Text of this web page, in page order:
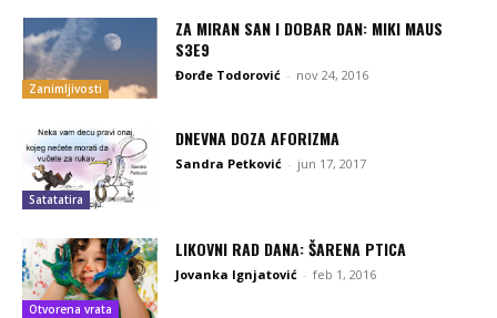
Zanimljivosti
ZA MIRAN SAN I DOBAR DAN: MIKI MAUS
S3E9
Đorđe Todorović - nov 24, 2016
Satatatira
DNEVNA DOZA AFORIZMA
Sandra Petković - jun 17, 2017
Otvorena vrata
LIKOVNI RAD DANA: ŠARENA PTICA
Jovanka Ignjatović - feb 1, 2016